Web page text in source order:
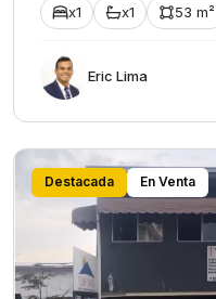
x1 x1 53 m²
Eric Lima
Destacada En Venta